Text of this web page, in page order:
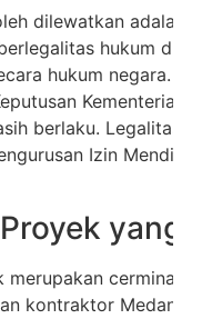
dilewatkan adalah
hukum di
hukum negara.
Kementerian,
berlaku. Legalitas
Izin
yang
cerminan
kontraktor Medan